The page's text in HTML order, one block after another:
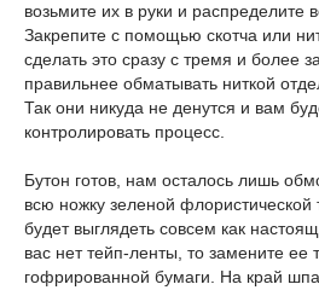
возьмите их в руки и распределите
Закрепите с помощью скотча или
сделать это сразу с тремя и более
правильнее обматывать ниткой
Так они никуда не денутся и вам
контролировать процесс.
Бутон готов, нам осталось лишь
всю ножку зеленой флористической
будет выглядеть совсем как
вас нет тейп-ленты, то замените ее
гофрированной бумаги. На край